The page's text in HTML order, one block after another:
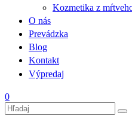
Kozmetika z
O nás
Prevádzka
Blog
Kontakt
Výpredaj
0